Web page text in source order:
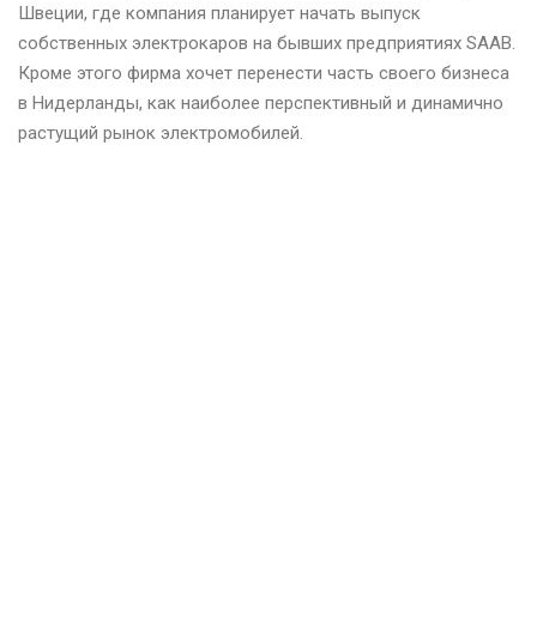
Швеции, где компания планирует начать выпуск
собственных электрокаров на бывших предприятиях SAAB.
Кроме этого фирма хочет перенести часть своего бизнеса
в Нидерланды, как наиболее перспективный и динамично
растущий рынок электромобилей.